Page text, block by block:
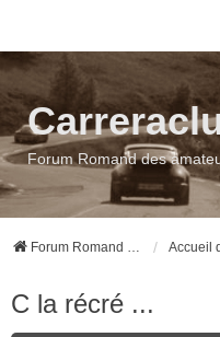
Forum Romand des
Forum Romand des amateurs de Porsche Accueil
C la récré ...